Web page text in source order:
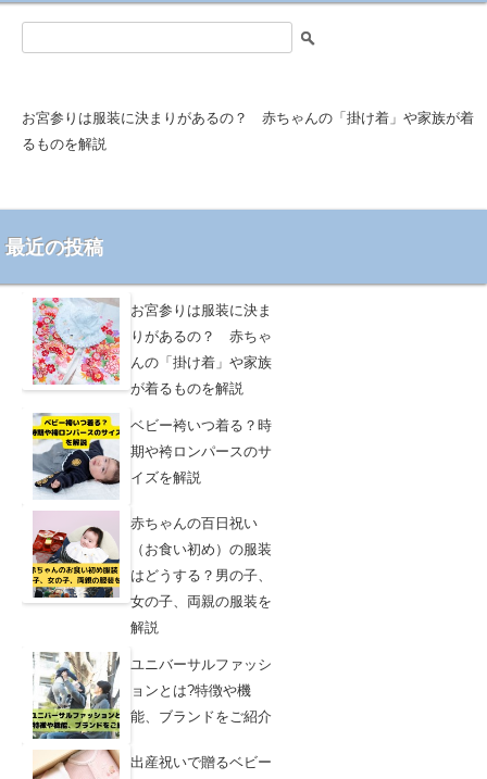
検
索
お宮参りは服装に決まりがあるの？ 赤ちゃんの「掛け着」や家族が着
るものを解説
最近の投稿
お宮参りは服装に決ま
りがあるの？ 赤ちゃ
んの「掛け着」や家族
が着るものを解説
ベビー袴いつ着る？時
期や袴ロンパースのサ
イズを解説
赤ちゃんの百日祝い
（お食い初め）の服装
はどうする？男の子、
女の子、両親の服装を
解説
ユニバーサルファッシ
ョンとは?特徴や機
能、ブランドをご紹介
出産祝いで贈るベビー